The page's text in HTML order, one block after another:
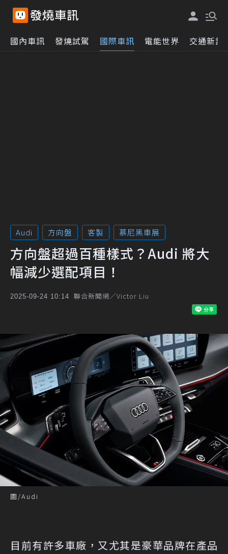
國內車訊 發燒試駕 國際車訊 電能世界 交通新訊
Audi 方向盤 客製 慕尼黑車展
方向盤超過百種樣式？Audi 將大
幅減少選配項目！
2025-09-24 10:14 聯合新聞網／Victor Liu
圖/Audi
目前有許多車廠，又尤其是豪華品牌在產品